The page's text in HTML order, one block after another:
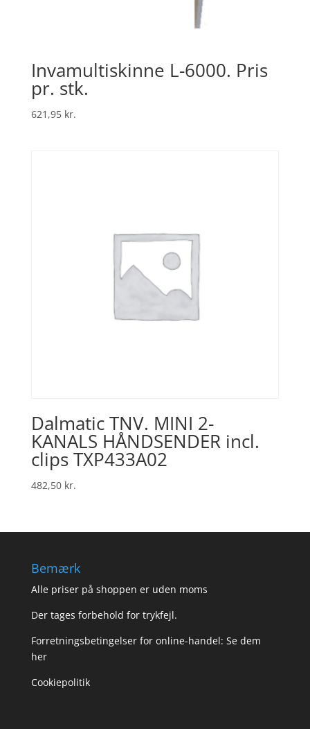
Invamultiskinne L-6000. Pris
pr. stk.
621,95 kr.
Dalmatic TNV. MINI 2-
KANALS HÅNDSENDER incl.
clips TXP433A02
482,50 kr.
Bemærk
Alle priser på shoppen er uden moms
Der tages forbehold for trykfejl.
Forretningsbetingelser for online-handel: Se dem
her
Cookiepolitik